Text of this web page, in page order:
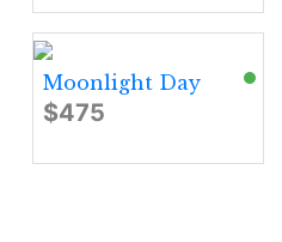
Moonlight Day
$475